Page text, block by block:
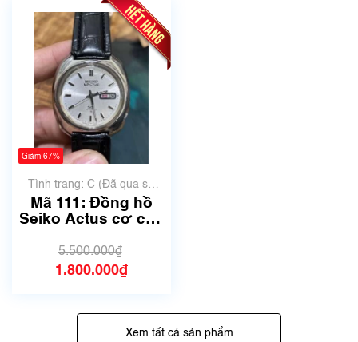
Giảm 67%
Tình trạng: C (Đã qua sử
dụng, hàng trung bình, có
nhiều xước)
Mã 111: Đồng hồ
Seiko Actus cơ cổ -
(Silver) - cơ Nhật
nội địa
5.500.000₫
1.800.000₫
Xem tất cả sản phẩm